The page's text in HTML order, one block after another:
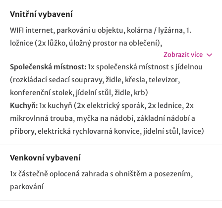
Vnitřní vybavení
WIFI internet parkování u objektu kolárna / lyžárna 1.
ložnice (2x lůžko, úložný prostor na oblečení)
Zobrazit více
Společenská místnost: 1x společenská místnost s jídelnou
(rozkládací sedací soupravy, židle, křesla, televizor,
konferenční stolek, jídelní stůl, židle, krb)
Kuchyň: 1x kuchyň (2x elektrický sporák, 2x lednice, 2x
mikrovlnná trouba, myčka na nádobí, základní nádobí a
příbory, elektrická rychlovarná konvice, jídelní stůl, lavice)
Venkovní vybavení
1x částečně oplocená zahrada s ohništěm a posezením
parkování